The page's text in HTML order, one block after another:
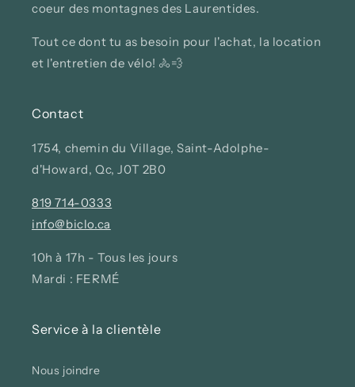
coeur des montagnes des Laurentides.
Tout ce dont tu as besoin pour l'achat, la location
et l'entretien de vélo! 🚴💨
Contact
1754, chemin du Village, Saint-Adolphe-
d'Howard, Qc, J0T 2B0
819 714-0333
info@biclo.ca
10h à 17h - Tous les jours
Mardi : FERMÉ
Service à la clientèle
Nous joindre